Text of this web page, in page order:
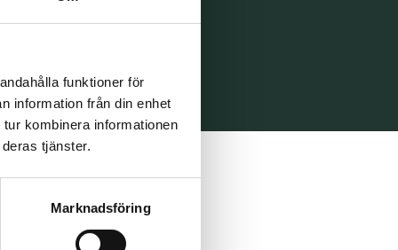
funktioner för
information från din enhet
kombinera informationen
tjänster.
Marknadsföring